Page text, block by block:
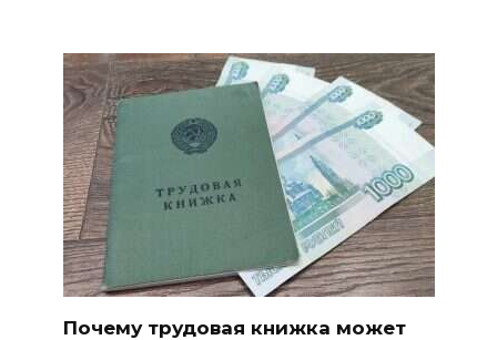
Почему трудовая книжка может